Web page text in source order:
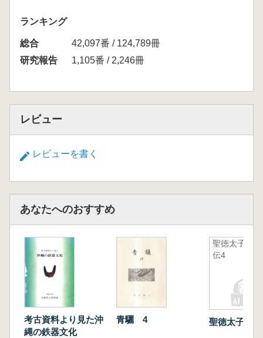
ランキング
総合
42,097番 / 124,789冊
研究報告
1,105番 / 2,246冊
レビュー
レビューを書く
あなたへのおすすめ
考古資料より見た沖
縄の鉄器文化
青驪 4
聖徳太子絵
伝4
聖徳太子絵